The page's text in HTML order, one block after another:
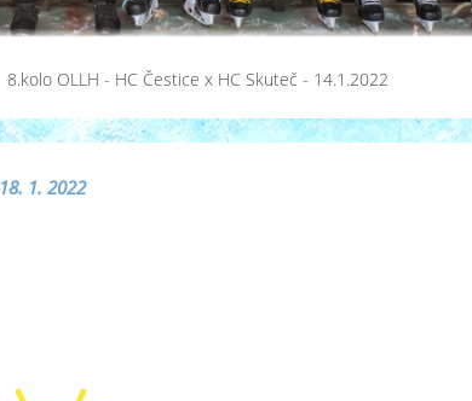
8.kolo OLLH - HC Čestice x HC Skuteč - 14.1.2022
18. 1. 2022